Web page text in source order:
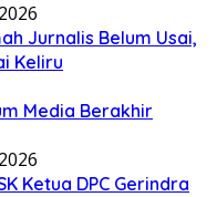
Jurnalis Belum Usai,
Keliru
Media Berakhir
Ketua DPC Gerindra